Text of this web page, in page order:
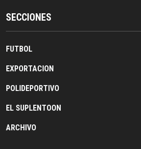
SECCIONES
FUTBOL
EXPORTACION
POLIDEPORTIVO
EL SUPLENTOON
ARCHIVO